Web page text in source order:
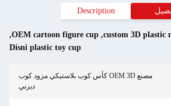
Description
custom 3D plastic
,
OEM cartoon figure cup
,
Disni plastic toy cup
مصنع OEM 3D كأس كوب بلاستيكي مزود كوب
ديزني